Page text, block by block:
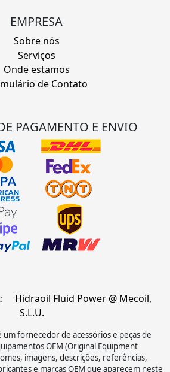
EMPRESA
Sobre nós
Serviços
Onde estamos
de Contato
PAGAMENTO E ENVIO
Hidraoil Fluid Power @ Mecoil,
S.L.U.
um fornecedor de acessórios e peças de
OEM (Original Equipment
imagens, descrições, referências,
e marcas OEM que aparecem neste